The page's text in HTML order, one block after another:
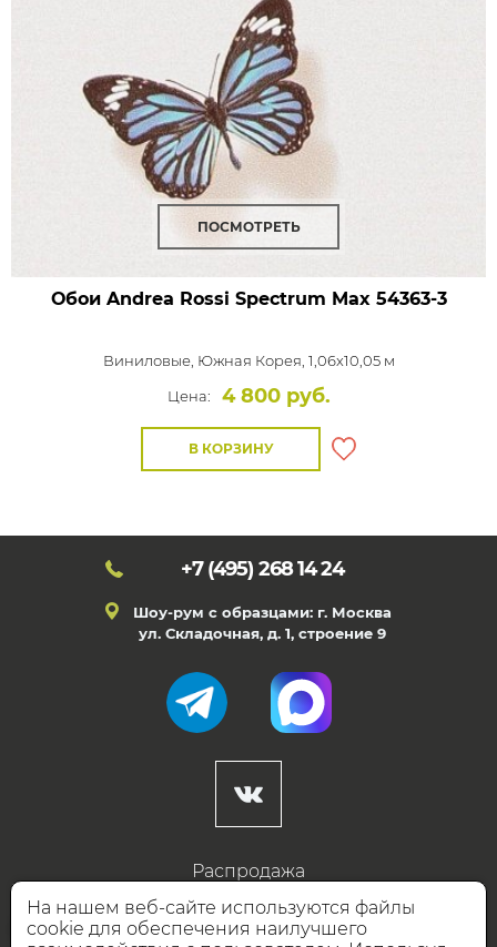
ПОСМОТРЕТЬ
Обои Andrea Rossi Spectrum Max54363-3
Виниловые, Южная Корея, 1,06x10,05 м
Цена:
4 800 руб.
В КОРЗИНУ
+7 (495) 268 14 24
Шоу-рум с образцами: г. Москва
ул. Складочная, д. 1, строение 9
Распродажа
Готовые дизайны
Дизайнерам
На нашем веб-сайте используются файлы
cookie для обеспечения наилучшего